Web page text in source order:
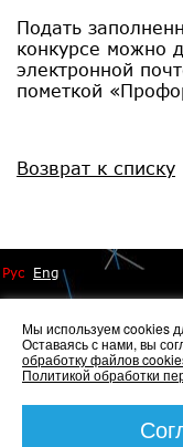
Подать
конкурсе можно
электронной
пометкой
Возврат к списку
Рус Eng
©
Политика по
Политика
Мы используем cookies
Оставаясь с нами, вы
обработку файлов
Политикой обработки